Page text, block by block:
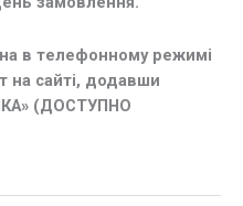
в телефонному режимі
на сайті, додавши
(ДОСТУПНО